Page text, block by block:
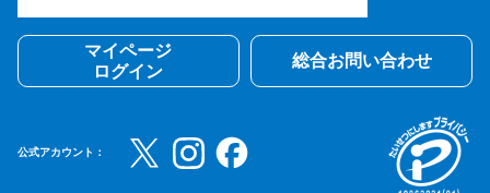
マイページ
ログイン
総合お問い合わせ
公式アカウント：